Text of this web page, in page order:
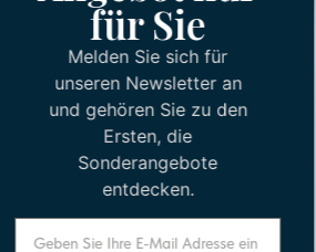
für Sie
Melden Sie sich für
unseren Newsletter an
und gehören Sie zu den
Ersten, die
Sonderangebote
entdecken.